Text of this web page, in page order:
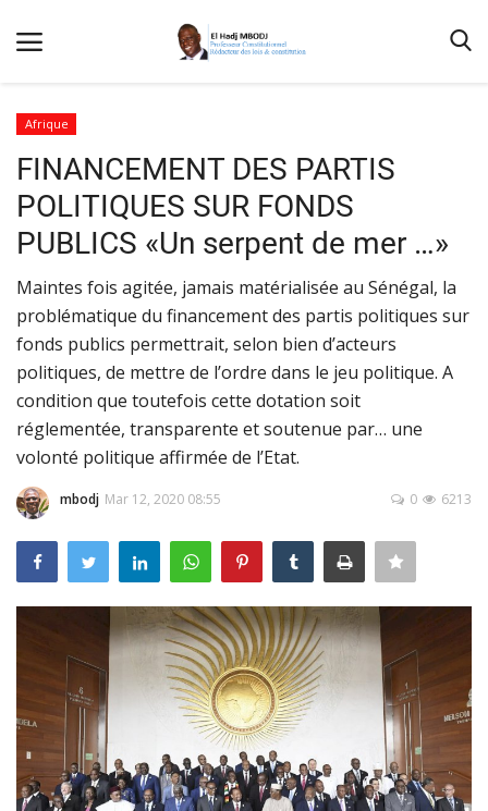
Accueil
Contactez-nous
Qui sommes nous
Galerie
Nos Publications
Media
Terms & Conditions
Connexion
Register
Afrique
FINANCEMENT DES PARTIS
POLITIQUES SUR FONDS
PUBLICS «Un serpent de mer …»
Maintes fois agitée, jamais matérialisée au Sénégal, la
problématique du financement des partis politiques sur
fonds publics permettrait, selon bien d’acteurs
politiques, de mettre de l’ordre dans le jeu politique. A
condition que toutefois cette dotation soit
réglementée, transparente et soutenue par… une
volonté politique affirmée de l’Etat.
mbodj Mar 12, 2020 08:55 6213
0